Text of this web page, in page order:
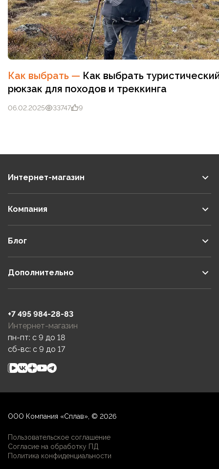
Как выбрать — Как выбрать
рюкзак для походов и треккинга
06.02.2025 33747 9
Интернет-магазин
Компания
Блог
Дополнительно
+7 495 984-28-83
Интернет-магазин
пн-пт: c 9 до 18
сб-вс: c 9 до 17
ООО Компания «Сплав», © 2026
Пользовательское соглашение
Согласие на обработку ПД
Политика конфиденциальности